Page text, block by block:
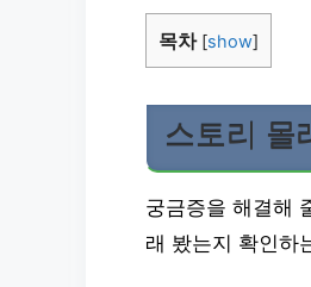
목차 [show]
스토리 몰
궁금증을 해결해
래 봤는지 확인하